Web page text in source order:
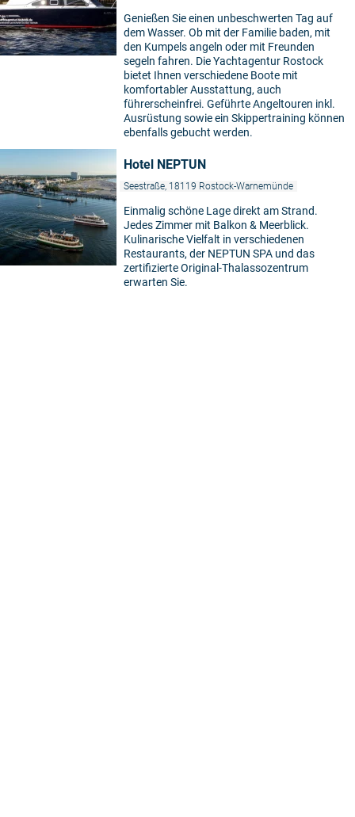
Genießen Sie einen unbeschwerten Tag auf
dem Wasser. Ob mit der Familie baden, mit
den Kumpels angeln oder mit Freunden
segeln fahren. Die Yachtagentur Rostock
bietet Ihnen verschiedene Boote mit
komfortabler Ausstattung, auch
führerscheinfrei. Geführte Angeltouren inkl.
Ausrüstung sowie ein Skippertraining können
ebenfalls gebucht werden.
Hotel NEPTUN
Seestraße, 18119 Rostock-Warnemünde
Einmalig schöne Lage direkt am Strand.
Jedes Zimmer mit Balkon & Meerblick.
Kulinarische Vielfalt in verschiedenen
Restaurants, der NEPTUN SPA und das
zertifizierte Original-Thalassozentrum
erwarten Sie.